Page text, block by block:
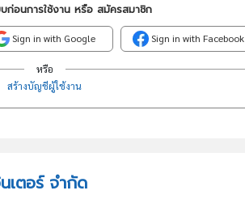
ก่อนการใช้งาน หรือ สมัครสมาชิก
Sign in with Google Sign in with Facebook
หรือ
สร้างบัญชีผู้ใช้งาน
ตอร์ จำกัด